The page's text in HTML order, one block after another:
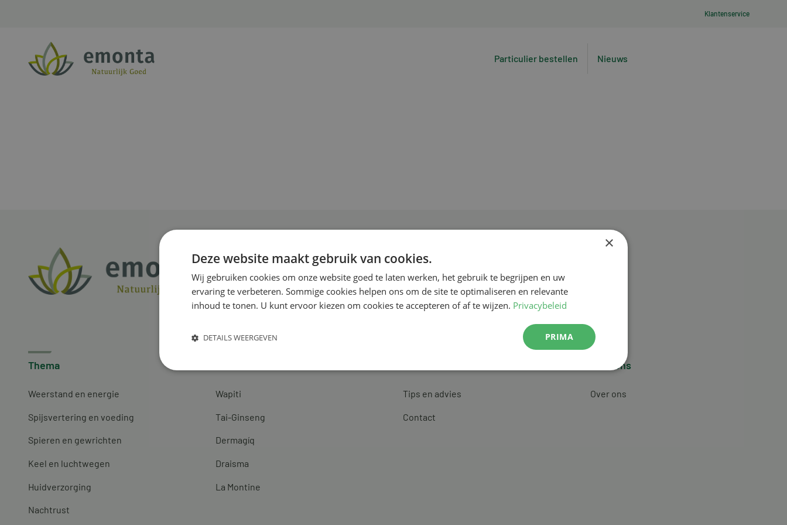
Klantenservice
Particulier bestellen Nieuws
Thema
Weerstand en energie
Spijsvertering en voeding
Spieren en gewrichten
Keel en luchtwegen
Huidverzorging
Nachtrust
Wapiti
Tai-Ginseng
Dermagíq
Draisma
La Montine
Tips en advies
Contact
Over ons
Over ons
×
Deze website maakt gebruik van cookies.
Wij gebruiken cookies om onze website goed te laten werken, het gebruik te begrijpen en uw
ervaring te verbeteren. Sommige cookies helpen ons om de site te optimaliseren en relevante
inhoud te tonen. U kunt ervoor kiezen om cookies te accepteren of af te wijzen. Privacybeleid
PRIMA
DETAILS WEERGEVEN